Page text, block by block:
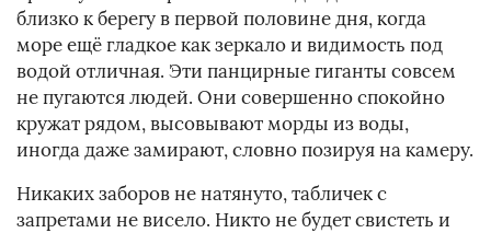
близко к берегу в первой половине дня, когда
море ещё гладкое как зеркало и видимость под
водой отличная. Эти панцирные гиганты совсем
не пугаются людей. Они совершенно спокойно
кружат рядом, высовывают морды из воды,
иногда даже замирают, словно позируя на камеру.
Никаких заборов не натянуто, табличек с
запретами не висело. Никто не будет свистеть и